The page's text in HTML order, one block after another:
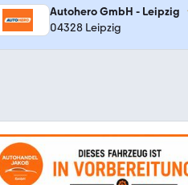
Autohero GmbH - Leipzig
04328 Leipzig